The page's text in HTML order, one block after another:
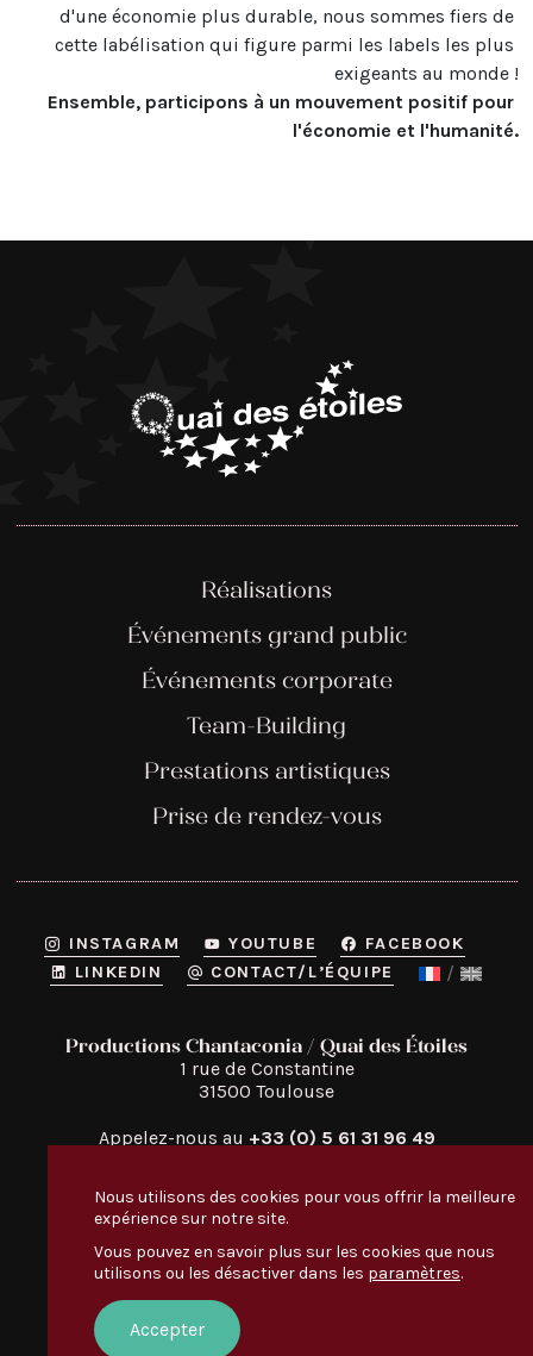
d'une économie plus durable, nous sommes fiers de
cette labélisation qui figure parmi les labels les plus
Ensemble, participons à un mouvement positif pour
l'économie et l'humanité.
Réalisations
Événements grand public
Événements corporate
Team-Building
Prestations artistiques
Prise de rendez-vous
INSTAGRAM YOUTUBE
FACEBOOK
LINKEDIN
CONTACT/L’ÉQUIPE
Productions Chantaconia / Quai des Étoiles
1 rue de Constantine
31500 Toulouse
Appelez-nous au +33 (0) 5 61 31 96 49
DécouvrirQuai des Étoiles:
TOUT LE MONDE EN PARLE
NOS VIDÉOS
Nous utilisons des cookies pour vous offrir la meilleure
expérience sur notre site.
Vous pouvez en savoir plus sur les cookies que nous
utilisons ou les désactiver dans les paramètres.
Accepter